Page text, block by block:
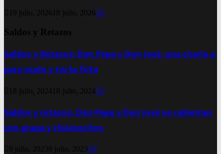
19 julio, 2026 18 julio, 2026 0
Saldos y Retazos
Saldos y Retazos: Don Pepe y Don José, una charla a
puro mate y torta frita
18 julio, 2024 18 julio, 2024 0
Saldos y retazos: Don Pepe y Don José se calientan
con grapa y chismecitos
9 julio, 20239 julio, 2023 0